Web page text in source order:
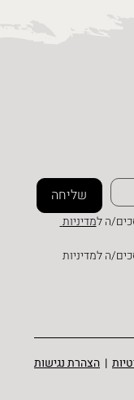
שליחה
ה ל
| הצהרת נגישות